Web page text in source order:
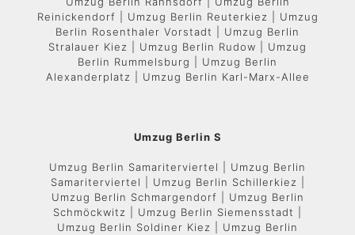
Reinickendorf | Umzug Berlin Reuterkiez | Umzug
Berlin Rosenthaler Vorstadt | Umzug Berlin
Stralauer Kiez | Umzug Berlin Rudow | Umzug
Berlin Rummelsburg | Umzug Berlin
Alexanderplatz | Umzug Berlin Karl-Marx-Allee
Umzug Berlin S
Umzug Berlin Samariterviertel | Umzug Berlin
Samariterviertel | Umzug Berlin Schillerkiez |
Umzug Berlin Schmargendorf | Umzug Berlin
Schmöckwitz | Umzug Berlin Siemensstadt |
Umzug Berlin Soldiner Kiez | Umzug Berlin